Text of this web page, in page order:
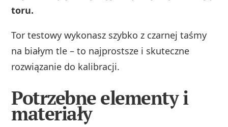
toru.
Tor testowy wykonasz szybko z czarnej taśmy
na białym tle – to najprostsze i skuteczne
rozwiązanie do kalibracji.
Potrzebne elementy i
materiały